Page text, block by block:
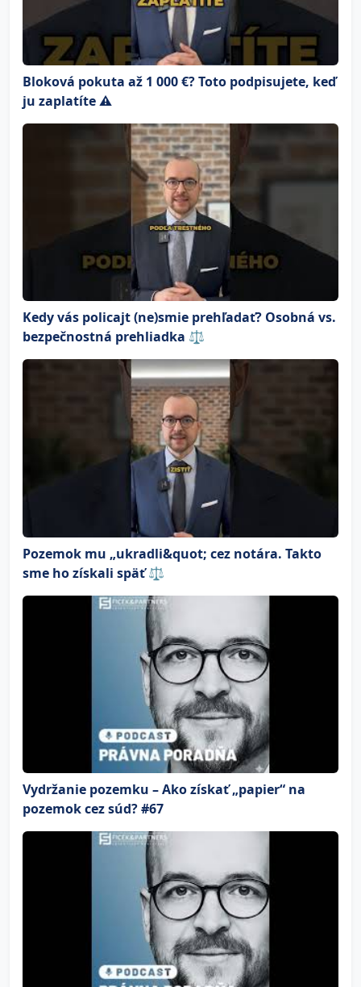
Bloková pokuta až 1 000 €? Toto podpisujete, keď
ju zaplatíte ⚠️
Kedy vás policajt (ne)smie prehľadať? Osobná vs.
bezpečnostná prehliadka ⚖️
Pozemok mu „ukradli&quot; cez notára. Takto
sme ho získali späť ⚖️
Vydržanie pozemku – Ako získať „papier“ na
pozemok cez súd? #67